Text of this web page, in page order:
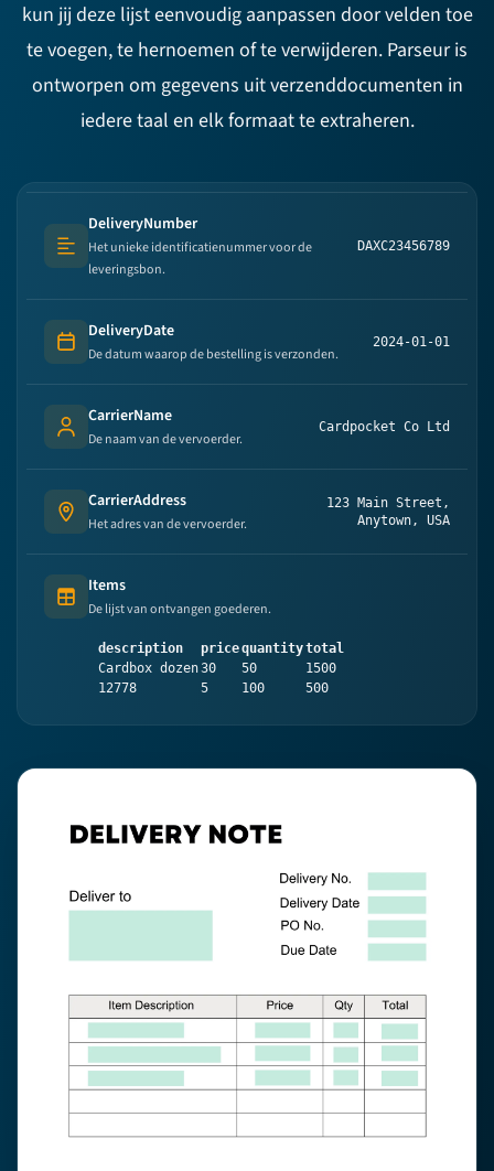
kun jij deze lijst eenvoudig aanpassen door velden toe
te voegen, te hernoemen of te verwijderen. Parseur is
ontworpen om gegevens uit verzenddocumenten in
iedere taal en elk formaat te extraheren.
Text (multi-lines)
DeliveryNumber
Het unieke identificatienummer voor de
leveringsbon.
DAXC23456789
Date
DeliveryDate
De datum waarop de bestelling is verzonden.
2024-01-01
Person's name
CarrierName
De naam van de vervoerder.
Cardpocket Co Ltd
Address
CarrierAddress
Het adres van de vervoerder.
123 Main Street,
Anytown, USA
Table (list of items)
Items
De lijst van ontvangen goederen.
description pricequantitytotal
Cardbox dozen30 50
1500
12778
5 100 500